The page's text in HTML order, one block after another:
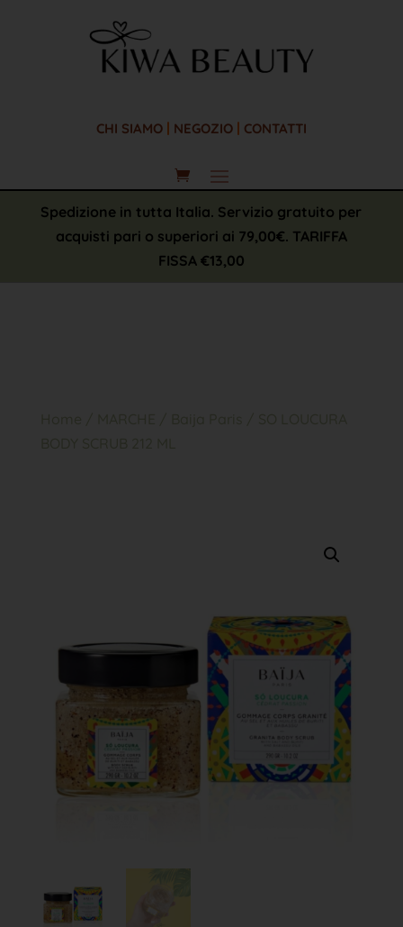
CHI SIAMO | NEGOZIO | CONTATTI
Spedizione in tutta Italia. Servizio gratuito per
acquisti pari o superiori ai 79,00€. TARIFFA
FISSA €13,00